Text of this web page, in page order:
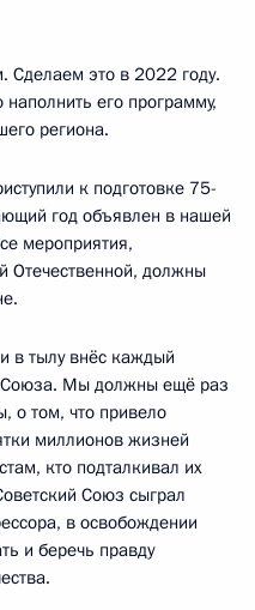
Сделаем это в 2022 году.
его программу,
региона.
к подготовке 75-
год объявлен в нашей
мероприятия,
Отечественной, должны
в тылу внёс каждый
Союза. Мы должны ещё раз
о том, что привело
миллионов жизней
кто подталкивал их
Союз сыграл
в освобождении
и беречь правду